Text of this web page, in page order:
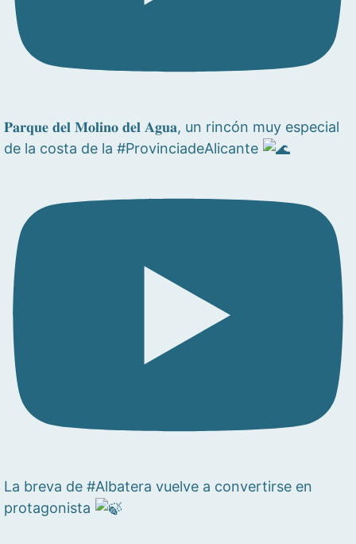
𝐏𝐚𝐫𝐪𝐮𝐞 𝐝𝐞𝐥 𝐌𝐨𝐥𝐢𝐧𝐨 𝐝𝐞𝐥 𝐀𝐠𝐮𝐚, un rincón muy especial
de la costa de la #ProvinciadeAlicante
La breva de #Albatera vuelve a convertirse en
protagonista